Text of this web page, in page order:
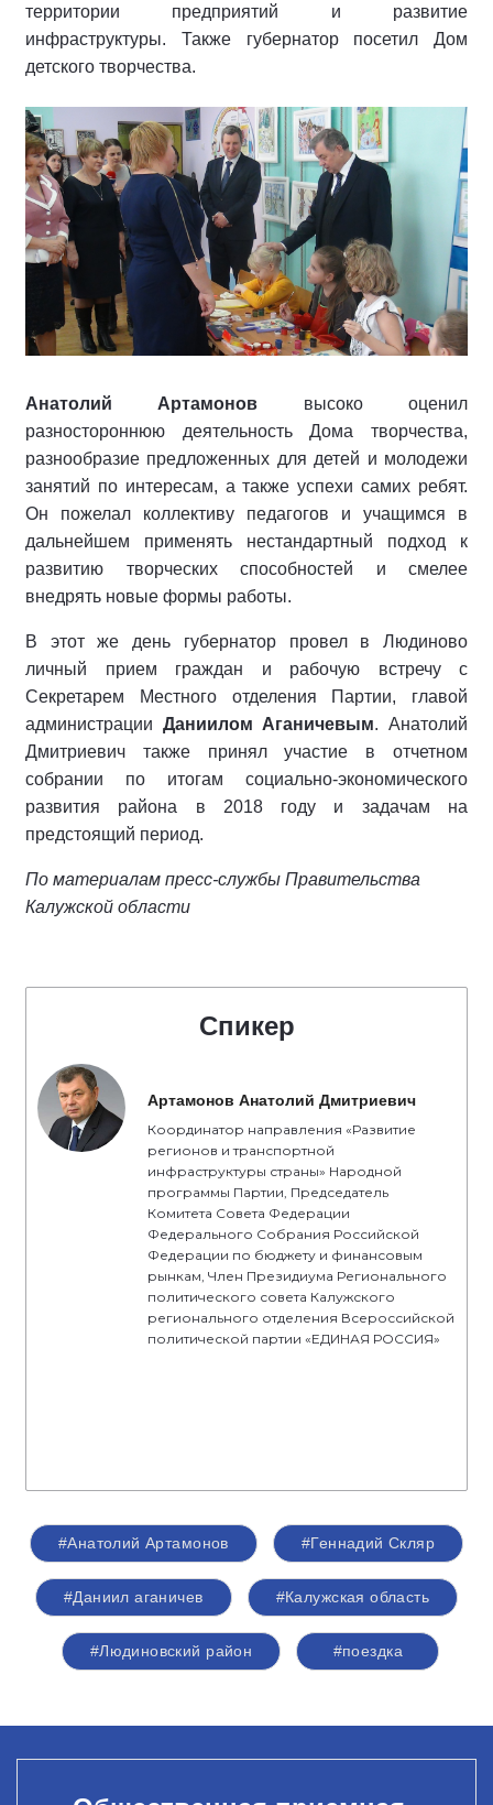
территории предприятий и развитие
инфраструктуры. Также губернатор посетил Дом
детского творчества.
Анатолий Артамонов высоко оценил
разностороннюю деятельность Дома творчества,
разнообразие предложенных для детей и молодежи
занятий по интересам, а также успехи самих ребят.
Он пожелал коллективу педагогов и учащимся в
дальнейшем применять нестандартный подход к
развитию творческих способностей и смелее
внедрять новые формы работы.
В этот же день губернатор провел в Людиново
личный прием граждан и рабочую встречу с
Секретарем Местного отделения Партии, главой
администрации Даниилом Аганичевым. Анатолий
Дмитриевич также принял участие в отчетном
собрании по итогам социально-экономического
развития района в 2018 году и задачам на
предстоящий период.
По материалам пресс-службы Правительства
Калужской области
Спикер
Артамонов Анатолий Дмитриевич
Координатор направления «Развитие
регионов и транспортной
инфраструктуры страны» Народной
программы Партии, Председатель
Комитета Совета Федерации
Федерального Собрания Российской
Федерации по бюджету и финансовым
рынкам, Член Президиума Регионального
политического совета Калужского
регионального отделения Всероссийской
политической партии «ЕДИНАЯ РОССИЯ»
#Анатолий Артамонов #Геннадий Скляр
#Даниил аганичев #Калужская область
#Людиновский район #поездка